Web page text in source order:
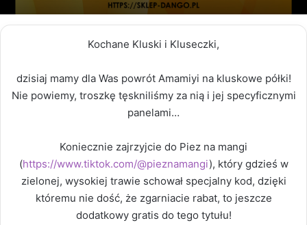
Kochane Kluski i Kluseczki,
dzisiaj mamy dla Was powrót Amamiyi na kluskowe półki!
Nie powiemy, troszkę tęskniliśmy za nią i jej specyficznymi
panelami…
Koniecznie zajrzyjcie do Piez na mangi
(https://www.tiktok.com/@pieznamangi), który gdzieś w
zielonej, wysokiej trawie schował specjalny kod, dzięki
któremu nie dość, że zgarniacie rabat, to jeszcze
dodatkowy gratis do tego tytułu!